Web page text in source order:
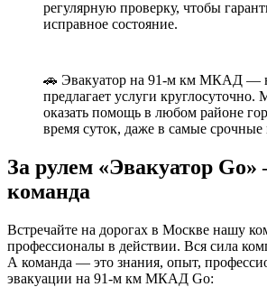
регулярную проверку, чтобы
исправное состояние.
🚗 Эвакуатор на 91-м км МКАД —
предлагает услуги
оказать помощь в любом районе
время суток, даже в самые
За рулем «Эвакуатор
команда
Встречайте на дорогах в Москве нашу
профессионалы в действии. Вся сила
А команда — это знания, опыт,
эвакуации на 91-м км МКАД Go: